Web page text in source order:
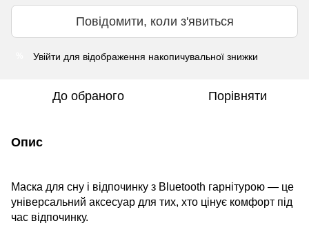
Повідомити, коли з'явиться
Увійти для відображення накопичувальної знижки
До обраного Порівняти
Опис
Маска для сну і відпочинку з Bluetooth гарнітурою — це
універсальний аксесуар для тих, хто цінує комфорт під
час відпочинку.